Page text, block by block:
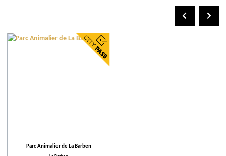
Parc Animalier de La Barben